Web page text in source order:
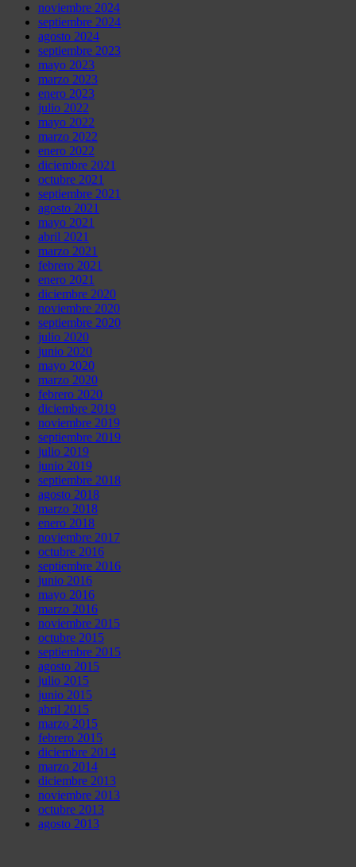
noviembre 2024
septiembre 2024
agosto 2024
septiembre 2023
mayo 2023
marzo 2023
enero 2023
julio 2022
mayo 2022
marzo 2022
enero 2022
diciembre 2021
octubre 2021
septiembre 2021
agosto 2021
mayo 2021
abril 2021
marzo 2021
febrero 2021
enero 2021
diciembre 2020
noviembre 2020
septiembre 2020
julio 2020
junio 2020
mayo 2020
marzo 2020
febrero 2020
diciembre 2019
noviembre 2019
septiembre 2019
julio 2019
junio 2019
septiembre 2018
agosto 2018
marzo 2018
enero 2018
noviembre 2017
octubre 2016
septiembre 2016
junio 2016
mayo 2016
marzo 2016
noviembre 2015
octubre 2015
septiembre 2015
agosto 2015
julio 2015
junio 2015
abril 2015
marzo 2015
febrero 2015
diciembre 2014
marzo 2014
diciembre 2013
noviembre 2013
octubre 2013
agosto 2013